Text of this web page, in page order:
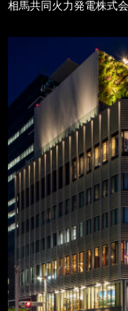
相馬共同火力発電株式